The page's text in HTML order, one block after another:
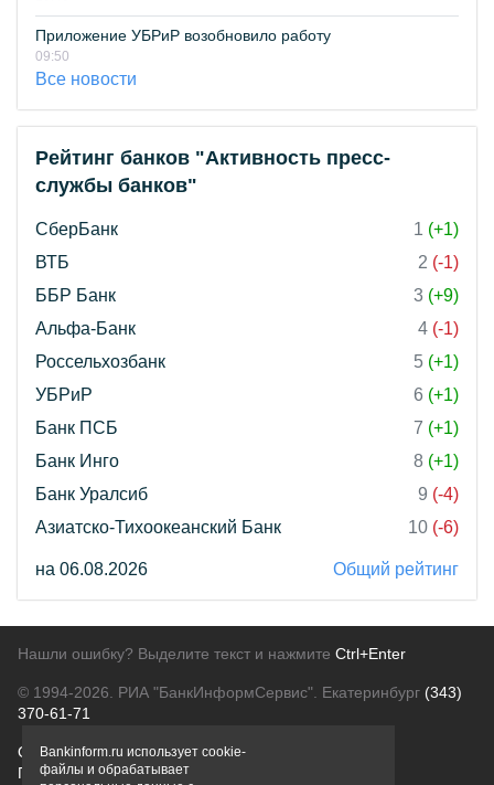
Приложение УБРиР возобновило работу
09:50
Все новости
Рейтинг банков "Активность пресс-
службы банков"
СберБанк 1 (+1)
ВТБ
2 (-1)
ББР Банк
3 (+9)
Альфа-Банк
4 (-1)
Россельхозбанк
5 (+1)
УБРиР
6 (+1)
Банк ПСБ
7 (+1)
Банк Инго
8 (+1)
Банк Уралсиб
9 (-4)
Азиатско-Тихоокеанский Банк
10 (-6)
на 06.08.2026 Общий рейтинг
Нашли ошибку? Выделите текст и нажмите Ctrl+Enter
© 1994-2026. РИА "БанкИнформСервис". Екатеринбург (343)
370-61-71
О проектеПолитика конфиденциальности
Правовая информацияДля рекламодателей
Bankinform.ru использует cookie-
файлы и обрабатывает